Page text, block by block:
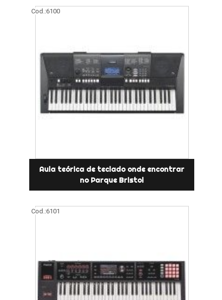
Cod.:6100
Aula teórica de teclado onde encontrar
no Parque Bristol
Cod.:6101